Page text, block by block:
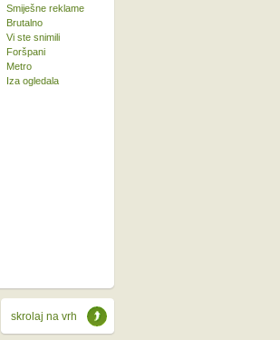
Smiješne reklame
Brutalno
Vi ste snimili
Foršpani
Metro
Iza ogledala
skrolaj na vrh